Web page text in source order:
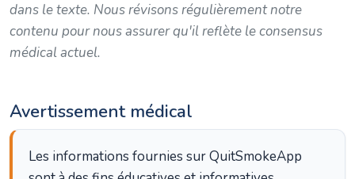
dans le texte. Nous révisons régulièrement notre
contenu pour nous assurer qu'il reflète le consensus
médical actuel.
Avertissement médical
Les informations fournies sur QuitSmokeApp